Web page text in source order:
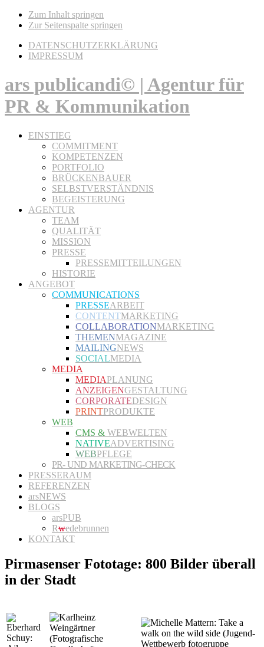
Zum Inhalt springen
Zur Seitenspalte springen
DATENSCHUTZERKLÄRUNG
IMPRESSUM
ars publicandi© | Agentur für
PR & Kommunikation
EINSTIEG
COMMITMENT
KOMPETENZEN
PORTFOLIO
BRÜCKENBAUER
SELBSTVERSTÄNDNIS
BEGEISTERUNG
AGENTUR
TEAM
QUALITÄT
MISSION
PRESSE
PRESSEMITTEILUNGEN
HISTORIE
ANGEBOT
COMMUNICATIONS
PRESSEARBEIT
CONTENTMARKETING
COLLABORATIONMARKETING
THEMENMAGAZINE
MAILINGNEWS
SOCIALMEDIA
MEDIA
MEDIAPLANUNG
ANZEIGENGESTALTUNG
CORPORATEDESIGN
PRINTPRODUKTE
WEB
CMS & WEBWELTEN
NATIVEADVERTISING
WEBPFLEGE
PR- UND MARKETING-CHECK
PRESSERAUM
REFERENZEN
arsNEWS
BLOGS
arsPUB
Rwedebrunnen
KONTAKT
Pirmasenser Fototage: 800 Bilder überall
in der Stadt